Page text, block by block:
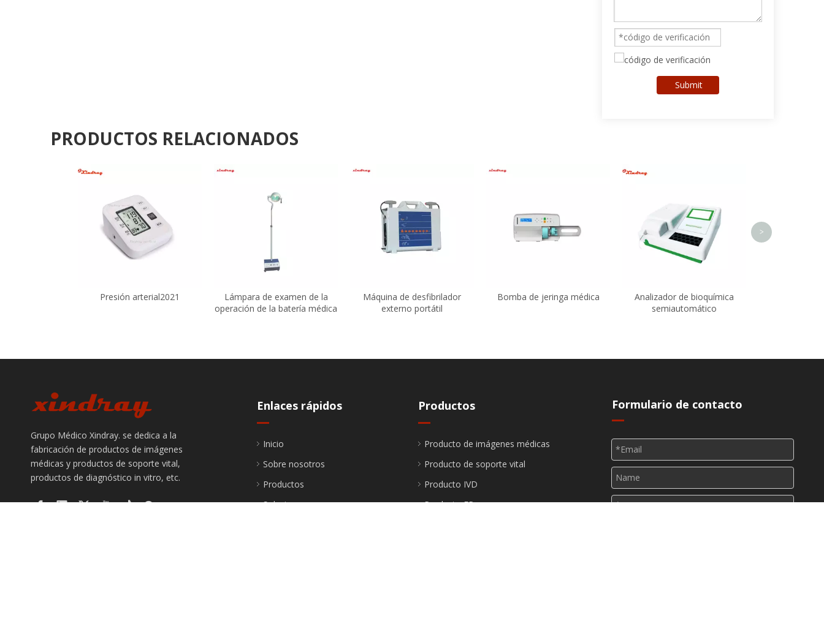
Submit
PRODUCTOS RELACIONADOS
Presión arterial2021
Lámpara de examen de la
operación de la batería médica
Máquina de desfibrilador
externo portátil
Bomba de jeringa médica
Analizador de bioquímica
semiautomático
>
Grupo Médico Xindray. se dedica a la
fabricación de productos de imágenes
médicas y productos de soporte vital,
productos de diagnóstico in vitro, etc.
Enlaces rápidos
Inicio
Sobre nosotros
Productos
Soluciones
Productos
Producto de imágenes médicas
Producto de soporte vital
Producto IVD
Producto FP
Formulario de contacto